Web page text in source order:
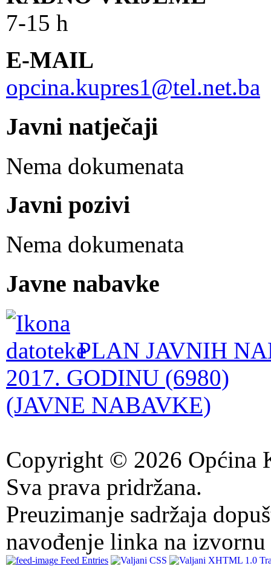
7-15 h
E-MAIL
opcina.kupres1@tel.net.ba
Javni natječaji
Nema dokumenata
Javni pozivi
Nema dokumenata
Javne nabavke
PLAN JAVNIH
2017. GODINU (6980)
(JAVNE NABAVKE)
Copyright © 2026 Općina
Sva prava pridržana.
Preuzimanje sadržaja
navođenje linka na izvornu
Feed Entries